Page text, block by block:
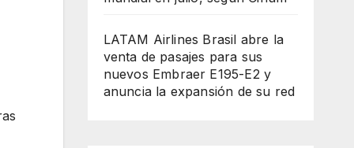
LATAM Airlines Brasil abre la
venta de pasajes para sus
nuevos Embraer E195-E2 y
anuncia la expansión de su red